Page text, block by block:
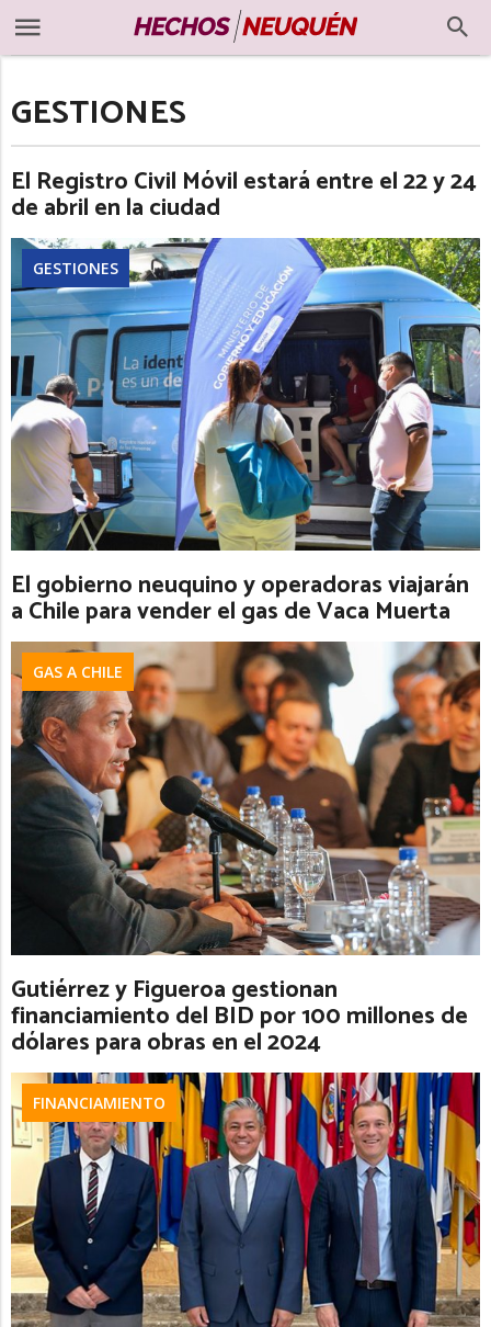
GESTIONES
El Registro Civil Móvil estará entre el 22 y 24
de abril en la ciudad
GESTIONES
El gobierno neuquino y operadoras viajarán
a Chile para vender el gas de Vaca Muerta
GAS A CHILE
Gutiérrez y Figueroa gestionan
financiamiento del BID por 100 millones de
dólares para obras en el 2024
FINANCIAMIENTO